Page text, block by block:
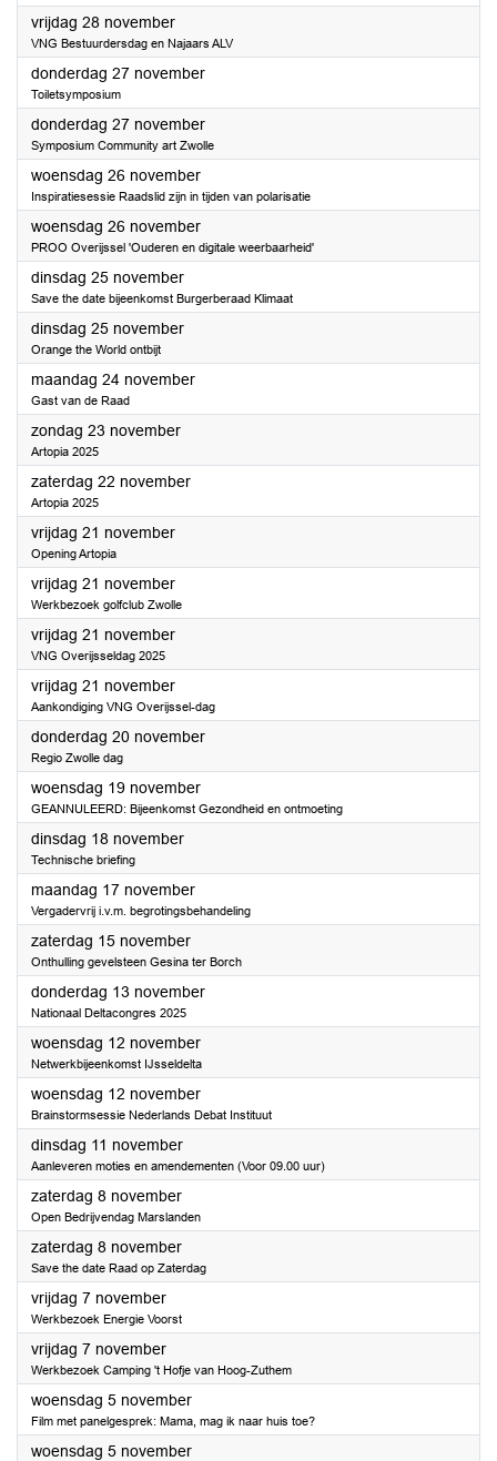
vrijdag 28 november2025
VNG Bestuurdersdag en Najaars ALV
donderdag 27 november2025
Toiletsymposium
donderdag 27 november2025
Symposium Community art Zwolle
woensdag 26 november2025
Inspiratiesessie Raadslid zijn in tijden van polarisatie
woensdag 26 november2025
PROO Overijssel 'Ouderen en digitale weerbaarheid'
dinsdag 25 november2025
Save the date bijeenkomst Burgerberaad Klimaat
dinsdag 25 november2025
Orange the World ontbijt
maandag 24 november2025
Gast van de Raad
zondag 23 november2025
Artopia 2025
zaterdag 22 november2025
Artopia 2025
vrijdag 21 november2025
Opening Artopia
vrijdag 21 november2025
Werkbezoek golfclub Zwolle
vrijdag 21 november2025
VNG Overijsseldag 2025
vrijdag 21 november2025
Aankondiging VNG Overijssel-dag
donderdag 20 november2025
Regio Zwolle dag
woensdag 19 november2025
GEANNULEERD: Bijeenkomst Gezondheid en ontmoeting
dinsdag 18 november2025
Technische briefing
maandag 17 november2025
Vergadervrij i.v.m. begrotingsbehandeling
zaterdag 15 november2025
Onthulling gevelsteen Gesina ter Borch
donderdag 13 november2025
Nationaal Deltacongres 2025
woensdag 12 november2025
Netwerkbijeenkomst IJsseldelta
woensdag 12 november2025
Brainstormsessie Nederlands Debat Instituut
dinsdag 11 november2025
Aanleveren moties en amendementen (Voor 09.00 uur)
zaterdag 8 november2025
Open Bedrijvendag Marslanden
zaterdag 8 november2025
Save the date Raad op Zaterdag
vrijdag 7 november2025
Werkbezoek Energie Voorst
vrijdag 7 november2025
Werkbezoek Camping 't Hofje van Hoog-Zuthem
woensdag 5 november2025
Film met panelgesprek: Mama, mag ik naar huis toe?
woensdag 5 november2025